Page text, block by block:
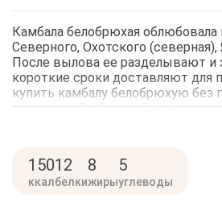
Камбала белобрюхая
Северного, Охотского
После вылова ее разделывают и
короткие сроки доставляют для
купить камбалу белобрюхую без
магазине «РыбоедовЪ» с
ценам. Лучше всего вяленая
нежное мясо для ароматных
рулетах. Она помогает
болезни, укрепляя организм.
150
ккал
12
белки
8
жиры
5
углеводы